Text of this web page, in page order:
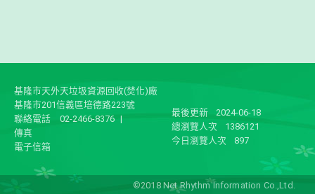
基隆市天外天垃圾資源回收(焚化)廠
基隆市201信義區培德路223號
聯絡電話
02-2466-8376 |
傳真
電子信箱
最後更新
2024-06-18
總瀏覽人次
1386121
今日瀏覽人次
897
©2018 Net Rhythm Information Co.,Ltd.